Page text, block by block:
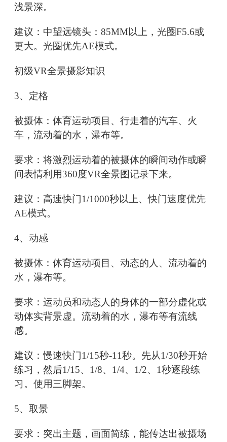
浅景深。
建议：中望远镜头：85MM以上，光圈F5.6或
更大。光圈优先AE模式。
初级VR全景摄影知识
3、定格
被摄体：体育运动项目、行走着的汽车、火
车，流动着的水，瀑布等。
要求：将激烈运动着的被摄体的瞬间动作或瞬
间表情利用360度VR全景图记录下来。
建议：高速快门1/1000秒以上、快门速度优先
AE模式。
4、动感
被摄体：体育运动项目、动态的人、流动着的
水，瀑布等。
要求：运动员和动态人的身体的一部分虚化或
动体实背景虚。流动着的水，瀑布等有流线
感。
建议：慢速快门1/15秒-11秒。先从1/30秒开始
练习，然后1/15、1/8、1/4、1/2、1秒逐段练
习。使用三脚架。
5、取景
要求：突出主题，画面简练，能传达出被摄场